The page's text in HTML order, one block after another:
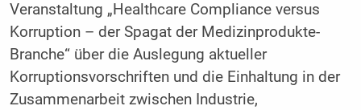
Veranstaltung „Healthcare Compliance versus
Korruption – der Spagat der Medizinprodukte-
Branche“ über die Auslegung aktueller
Korruptionsvorschriften und die Einhaltung in der
Zusammenarbeit zwischen Industrie,